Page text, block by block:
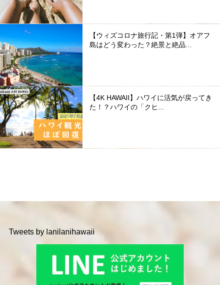
【ウィズコロナ旅行記・第1弾】オアフ
島はどう変わった？絶景と絶品...
【4K HAWAII】ハワイに活気が戻ってき
た！？ハワイの「クヒ...
Tweets by lanilanihawaii